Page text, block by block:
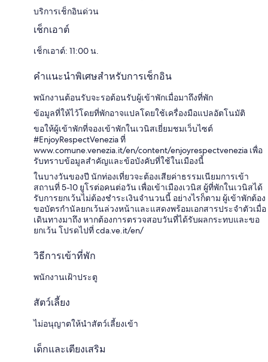
บริการเช็กอินด่วน
เช็กเอาต์
เช็กเอาต์: 11:00 น.
คำแนะนำพิเศษสำหรับการเช็กอิน
พนักงานต้อนรับจะรอต้อนรับผู้เข้าพักเมื่อมาถึงที่พัก
ข้อมูลที่ให้ไว้โดยที่พักอาจแปลโดยใช้เครื่องมือแปลอัตโนมัติ
ขอให้ผู้เข้าพักที่จองเข้าพักในเวนิสเยี่ยมชมเว็บไซต์
#EnjoyRespectVenezia ที่
www.comune.venezia.it/en/content/enjoyrespectvenezia เพื่อ
รับทราบข้อมูลสำคัญและข้อบังคับที่ใช้ในเมืองนี้
ในบางวันของปี นักท่องเที่ยวจะต้องเสียค่าธรรมเนียมการเข้า
สถานที่ 5-10 ยูโรต่อคนต่อวัน เพื่อเข้าเมืองเวนิส ผู้ที่พักในเวนิสได้
รับการยกเว้นไม่ต้องชำระเงินจำนวนนี้ อย่างไรก็ตาม ผู้เข้าพักต้อง
ขอบัตรกำนัลยกเว้นล่วงหน้าและแสดงพร้อมเอกสารประจำตัวเมื่อ
เดินทางมาถึง หากต้องการตรวจสอบวันที่ได้รับผลกระทบและขอ
ยกเว้น โปรดไปที่ cda.ve.it/en/
วิธีการเข้าที่พัก
พนักงานเฝ้าประตู
สัตว์เลี้ยง
ไม่อนุญาตให้นำสัตว์เลี้ยงเข้า
เด็กและเตียงเสริม